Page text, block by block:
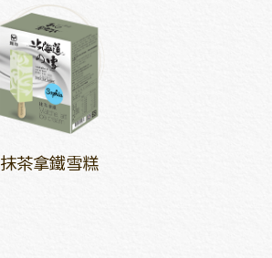
抹茶拿鐵雪糕